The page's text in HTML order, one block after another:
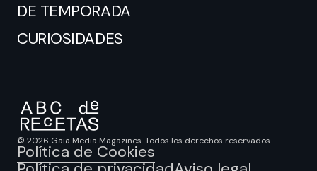
DE TEMPORADA
CURIOSIDADES
© 2026 Gaia Media Magazines. Todos los derechos reservados.
Política de Cookies